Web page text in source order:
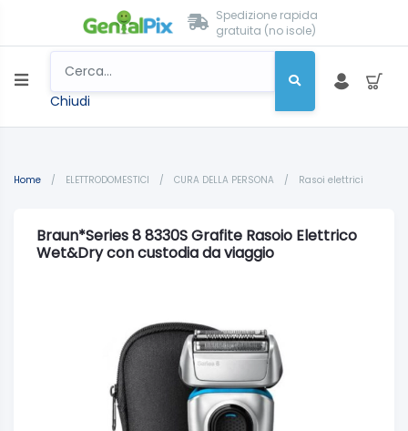
Spedizione rapida
gratuita (no isole)
Chiudi
Home / ELETTRODOMESTICI / CURA DELLA PERSONA / Rasoi elettrici
Braun*Series 8 8330S Grafite Rasoio Elettrico
Wet&Dry con custodia da viaggio